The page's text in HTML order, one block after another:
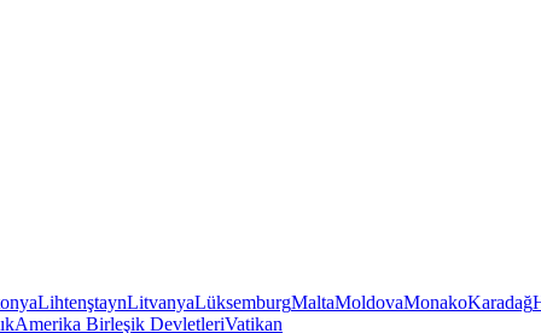
LihtenştaynLitvanyaLüksemburgMaltaMoldovaMonakoKaradağ
Amerika Birleşik DevletleriVatikan